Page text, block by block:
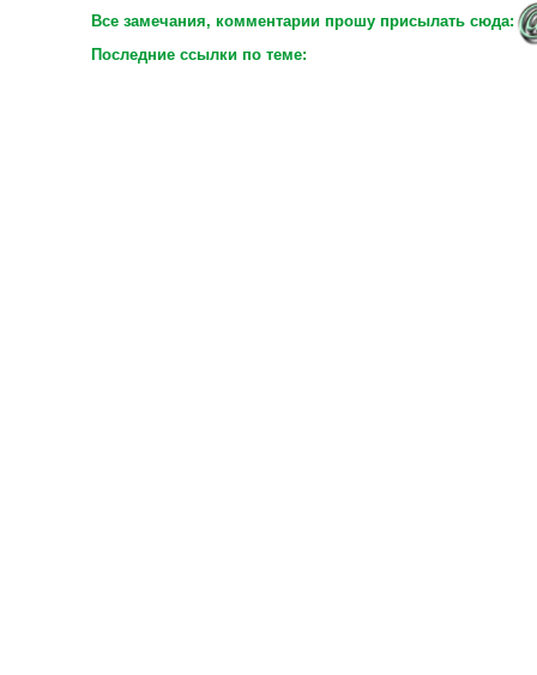
Все замечания, комментарии прошу присылать сюда:
Последние ссылки по теме: